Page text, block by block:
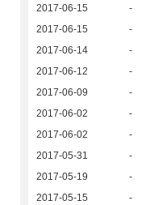
2017-06-15
-
2017-06-15
-
2017-06-14
-
2017-06-12
-
2017-06-09
-
2017-06-02
-
2017-06-02
-
2017-05-31
-
2017-05-19
-
2017-05-15
-